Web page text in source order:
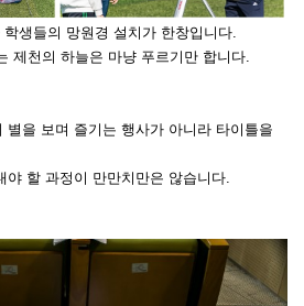
생들의 망원경 설치가 한창입니다.
천의 하늘은 마냥 푸르기만 합니다.
별을 보며 즐기는 행사가 아니라 타이틀을
야 할 과정이 만만치만은 않습니다.